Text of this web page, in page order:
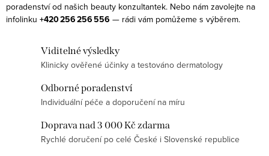
v
k
v
poradenství od našich beauty konzultantek. Nebo nám zavolejte na
infolinku +420 256 256 556 — rádi vám pomůžeme s výběrem.
Viditelné výsledky
Klinicky ověřené účinky a testováno dermatology
Odborné poradenství
Individuální péče a doporučení na míru
Doprava nad 3 000 Kč zdarma
Rychlé doručení po celé České i Slovenské republice